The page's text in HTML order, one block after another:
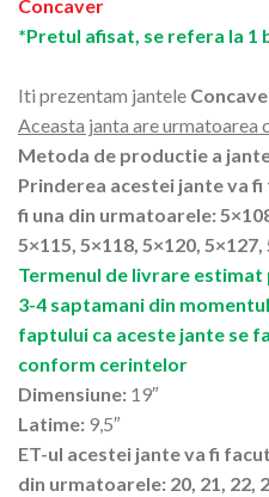
Concaver
*Pretul afisat, se refera la 1
Iti prezentam jantele
Aceasta janta are urmatoarea
Metoda de productie a
Prinderea acestei jante va
fi una din urmatoarele:
5×115, 5×118, 5×120, 5×127,
Termenul de livrare
3-4 saptamani din
faptului ca aceste jante se
conform cerintelor
Dimensiune: 19″
Latime: 9,5″
ET-ul acestei jante va fi
din urmatoarele: 20, 21, 22,